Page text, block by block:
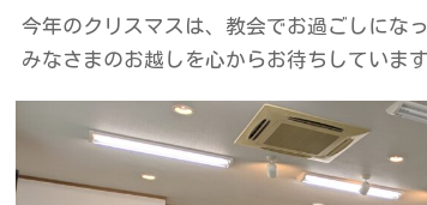
今年のクリスマスは、教会でお過ごしにな
みなさまのお越しを心からお待ちしています